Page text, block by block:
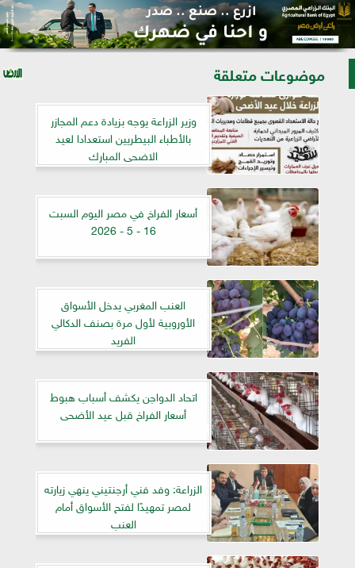
موضوعات متعلقة
وزير الزراعة يوجه بزيادة دعم المجازر
بالأطباء البيطريين استعدادا لعيد
الاضحى المبارك
أسعار الفراخ في مصر اليوم السبت
16 - 5 - 2026
العنب المغربي يدخل الأسواق
الأوروبية لأول مرة بصنف الدكالي
الفريد
اتحاد الدواجن يكشف أسباب هبوط
أسعار الفراخ قبل عيد الأضحى
الزراعة: وفد فني أرجنتيني ينهي زيارته
لمصر تمهيدًا لفتح الأسواق أمام
العنب